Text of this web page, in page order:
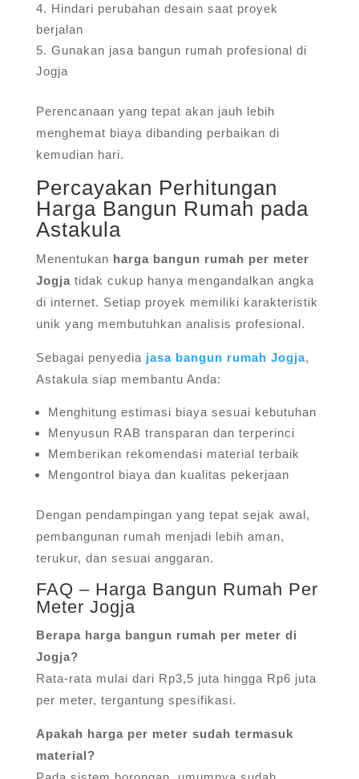
Hindari perubahan desain saat proyek
berjalan
Gunakan jasa bangun rumah profesional di
Jogja
Perencanaan yang tepat akan jauh lebih
menghemat biaya dibanding perbaikan di
kemudian hari.
Percayakan Perhitungan
Harga Bangun Rumah pada
Astakula
Menentukan harga bangun rumah per meter
Jogja tidak cukup hanya mengandalkan angka
di internet. Setiap proyek memiliki karakteristik
unik yang membutuhkan analisis profesional.
Sebagai penyedia jasa bangun rumah Jogja,
Astakula siap membantu Anda:
Menghitung estimasi biaya sesuai kebutuhan
Menyusun RAB transparan dan terperinci
Memberikan rekomendasi material terbaik
Mengontrol biaya dan kualitas pekerjaan
Dengan pendampingan yang tepat sejak awal,
pembangunan rumah menjadi lebih aman,
terukur, dan sesuai anggaran.
FAQ – Harga Bangun Rumah Per
Meter Jogja
Berapa harga bangun rumah per meter di
Jogja?
Rata-rata mulai dari Rp3,5 juta hingga Rp6 juta
per meter, tergantung spesifikasi.
Apakah harga per meter sudah termasuk
material?